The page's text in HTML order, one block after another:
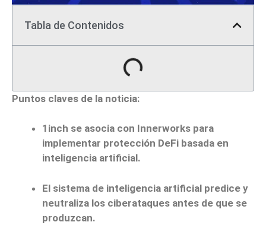
Tabla de Contenidos
Puntos claves de la noticia:
1inch se asocia con Innerworks para
implementar protección DeFi basada en
inteligencia artificial.
El sistema de inteligencia artificial predice y
neutraliza los ciberataques antes de que se
produzcan.